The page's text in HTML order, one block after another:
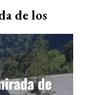
de los